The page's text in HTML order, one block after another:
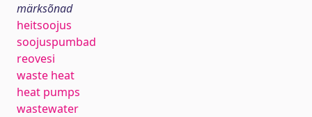
märksõnad
heitsoojus
soojuspumbad
reovesi
waste heat
heat pumps
wastewater